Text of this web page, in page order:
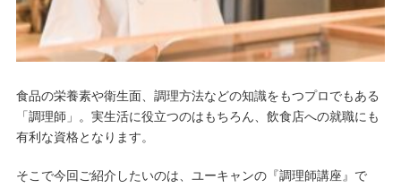
食品の栄養素や衛生面、調理方法などの知識をもつプロでもある
「調理師」。実生活に役立つのはもちろん、飲食店への就職にも
有利な資格となります。
そこで今回ご紹介したいのは、ユーキャンの『調理師講座』で